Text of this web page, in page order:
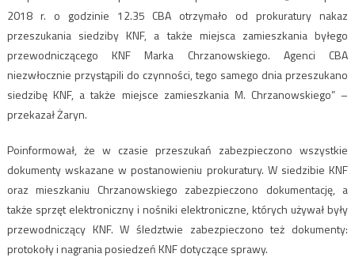
2018 r. o godzinie 12.35 CBA otrzymało od prokuratury nakaz
przeszukania siedziby KNF, a także miejsca zamieszkania byłego
przewodniczącego KNF Marka Chrzanowskiego. Agenci CBA
niezwłocznie przystąpili do czynności, tego samego dnia przeszukano
siedzibę KNF, a także miejsce zamieszkania M. Chrzanowskiego” –
przekazał Żaryn.
Poinformował, że w czasie przeszukań zabezpieczono wszystkie
dokumenty wskazane w postanowieniu prokuratury. W siedzibie KNF
oraz mieszkaniu Chrzanowskiego zabezpieczono dokumentację, a
także sprzęt elektroniczny i nośniki elektroniczne, których używał były
przewodniczący KNF. W śledztwie zabezpieczono też dokumenty:
protokoły i nagrania posiedzeń KNF dotyczące sprawy.